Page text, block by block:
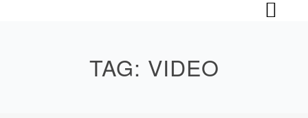
TAG: VIDEO